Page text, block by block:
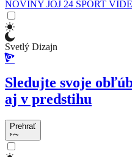
NOVINY JOJ 24 ŠPORT
Svetlý Dizajn
Sledujte svoje
aj v predstihu
Prehrať